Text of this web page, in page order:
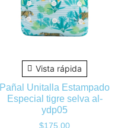
Vista rápida
Pañal Unitalla Estampado
Especial tigre selva al-
ydp05
$175.00